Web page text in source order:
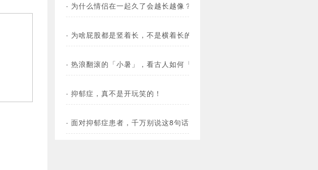
· ​为什么情侣在一起久了会越长越像？
· 为啥屁股都是竖着长，不是横着长的？
· 热浪翻滚的「小暑」，看古人如何「纳凉」？
· 抑郁症，真不是开玩笑的！
· 面对抑郁症患者，千万别说这8句话！